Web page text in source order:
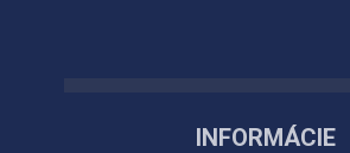
INFORMÁCIE